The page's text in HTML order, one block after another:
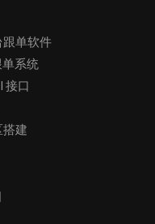
单软件
单系统
接口
建